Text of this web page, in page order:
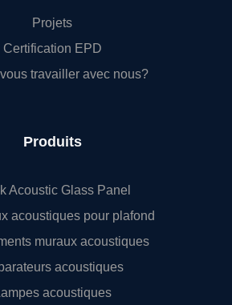
Projets
Certification EPD
travailler avec nous?
Produits
Acoustic Glass Panel
acoustiques pour plafond
muraux acoustiques
acoustiques
acoustiques